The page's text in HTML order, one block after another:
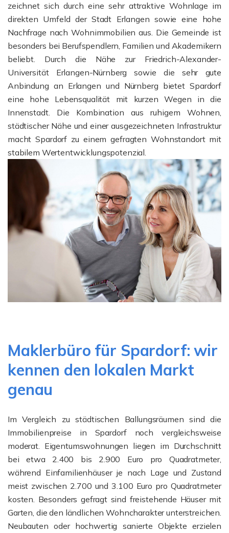
zeichnet sich durch eine sehr attraktive Wohnlage im
direkten Umfeld der Stadt Erlangen sowie eine hohe
Nachfrage nach Wohnimmobilien aus. Die Gemeinde ist
besonders bei Berufspendlern, Familien und Akademikern
beliebt. Durch die Nähe zur Friedrich-Alexander-
Universität Erlangen-Nürnberg sowie die sehr gute
Anbindung an Erlangen und Nürnberg bietet Spardorf
eine hohe Lebensqualität mit kurzen Wegen in die
Innenstadt. Die Kombination aus ruhigem Wohnen,
städtischer Nähe und einer ausgezeichneten Infrastruktur
macht Spardorf zu einem gefragten Wohnstandort mit
stabilem Wertentwicklungspotenzial.
Maklerbüro für Spardorf: wir
kennen den lokalen Markt
genau
Im Vergleich zu städtischen Ballungsräumen sind die
Immobilienpreise in Spardorf noch vergleichsweise
moderat. Eigentumswohnungen liegen im Durchschnitt
bei etwa 2.400 bis 2.900 Euro pro Quadratmeter,
während Einfamilienhäuser je nach Lage und Zustand
meist zwischen 2.700 und 3.100 Euro pro Quadratmeter
kosten. Besonders gefragt sind freistehende Häuser mit
Garten, die den ländlichen Wohncharakter unterstreichen.
Neubauten oder hochwertig sanierte Objekte erzielen